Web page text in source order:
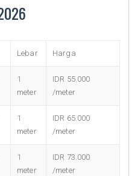
Lebar Harga
1
meter
IDR 55.000
/meter
1
meter
IDR 65.000
/meter
1
meter
IDR 73.000
/meter